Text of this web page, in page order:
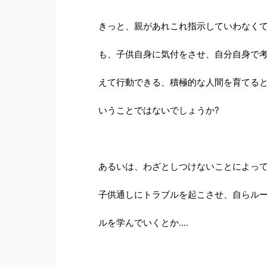
きっと、親があれこれ指示していわなく
も、子供自身に気付をさせ、自分自身で
えて行動できる、積極的な人間を育てる
いうことではないでしょうか?
あるいは、わざとしつけないことによっ
子供通しにトラブルを起こさせ、自らル
ルを学んでいくとか....